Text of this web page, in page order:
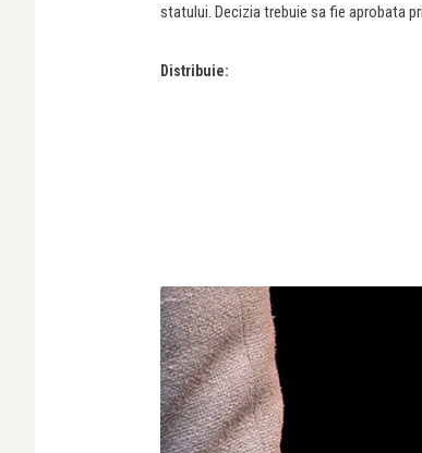
statului. Decizia trebuie sa fie aprobata
Distribuie: